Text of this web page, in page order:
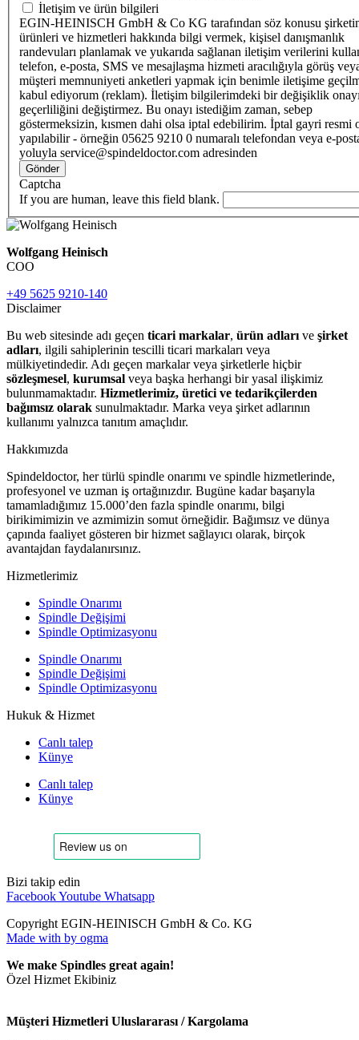
İletişim ve ürün bilgileri
EGIN-HEINISCH GmbH & Co KG tarafından söz konusu
ürünleri ve hizmetleri hakkında bilgi vermek, kişisel danışmanlık
randevuları planlamak ve yukarıda sağlanan iletişim verilerini
telefon, e-posta, SMS ve mesajlaşma hizmeti aracılığıyla görüş
müşteri memnuniyeti anketleri yapmak için benimle iletişime
kabul ediyorum (reklam). İletişim bilgilerimdeki bir değişiklik
geçerliliğini değiştirmez. Bu onayı istediğim zaman, sebep
göstermeksizin, kısmen dahi olsa iptal edebilirim. İptal gayri resmi
yapılabilir - örneğin 05625 9210 0 numaralı telefondan veya e-
yoluyla service@spindeldoctor.com adresinden
Gönder
Captcha
If you are human, leave this field blank.
Wolfgang Heinisch
COO
+49 5625 9210-140
Disclaimer
Bu web sitesinde adı geçen ticari markalar, ürün adları ve şirket
adları, ilgili sahiplerinin tescilli ticari markaları veya
mülkiyetindedir. Adı geçen markalar veya şirketlerle hiçbir
sözleşmesel, kurumsal veya başka herhangi bir yasal ilişkimiz
bulunmamaktadır. Hizmetlerimiz, üretici ve tedarikçilerden
bağımsız olarak sunulmaktadır. Marka veya şirket adlarının
kullanımı yalnızca tanıtım amaçlıdır.
Hakkımızda
Spindeldoctor, her türlü spindle onarımı ve spindle hizmetlerinde,
profesyonel ve uzman iş ortağınızdır. Bugüne kadar başarıyla
tamamladığımız 15.000’den fazla spindle onarımı, bilgi
birikimimizin ve azmimizin somut örneğidir. Bağımsız ve dünya
çapında faaliyet gösteren bir hizmet sağlayıcı olarak, birçok
avantajdan faydalanırsınız.
Hizmetlerimiz
Spindle Onarımı
Spindle Değişimi
Spindle Optimizasyonu
Spindle Onarımı
Spindle Değişimi
Spindle Optimizasyonu
Hukuk & Hizmet
Canlı talep
Künye
Canlı talep
Künye
Bizi takip edin
FacebookYoutube Whatsapp
Copyright EGIN-HEINISCH GmbH & Co. KG
Made with by ogma
We make Spindles great again!
Özel Hizmet Ekibiniz
Müşteri Hizmetleri Uluslararası / Kargolama